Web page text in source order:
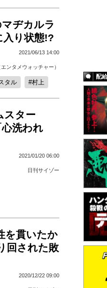
マヂカルラ
り状態!?
2021/06/13 14:00
ンタメウォッチャー）
タル 村上
スター
洗われ
2021/01/20 06:00
日刊サイゾー
を貫いたか
回された敗
2020/12/22 09:00
配